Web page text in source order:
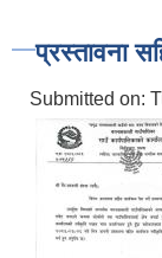
प्रस्तावना
Submitted on: